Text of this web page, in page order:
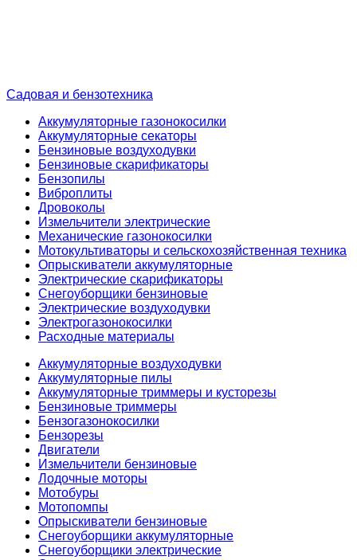
Садовая и бензотехника
Аккумуляторные газонокосилки
Аккумуляторные секаторы
Бензиновые воздуходувки
Бензиновые скарификаторы
Бензопилы
Виброплиты
Дровоколы
Измельчители электрические
Механические газонокосилки
Мотокультиваторы и сельскохозяйственная техника
Опрыскиватели аккумуляторные
Электрические скарификаторы
Снегоуборщики бензиновые
Электрические воздуходувки
Электрогазонокосилки
Расходные материалы
Аккумуляторные воздуходувки
Аккумуляторные пилы
Аккумуляторные триммеры и кусторезы
Бензиновые триммеры
Бензогазонокосилки
Бензорезы
Двигатели
Измельчители бензиновые
Лодочные моторы
Мотобуры
Мотопомпы
Опрыскиватели бензиновые
Снегоуборщики аккумуляторные
Снегоуборщики электрические